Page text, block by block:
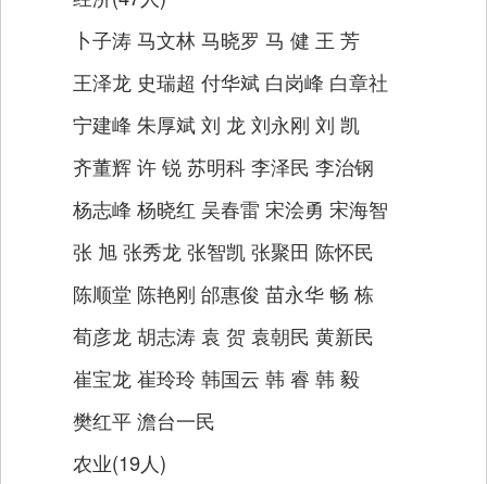
卜子涛 马文林 马晓罗 马 健 王 芳
王泽龙 史瑞超 付华斌 白岗峰 白章社
宁建峰 朱厚斌 刘 龙 刘永刚 刘 凯
齐董辉 许 锐 苏明科 李泽民 李治钢
杨志峰 杨晓红 吴春雷 宋浍勇 宋海智
张 旭 张秀龙 张智凯 张聚田 陈怀民
陈顺堂 陈艳刚 邰惠俊 苗永华 畅 栋
荀彦龙 胡志涛 袁 贺 袁朝民 黄新民
崔宝龙 崔玲玲 韩国云 韩 睿 韩 毅
樊红平 澹台一民
农业(19人)